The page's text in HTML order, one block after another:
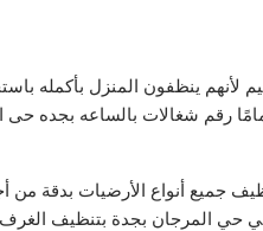
لأنهم ينظفون المنزل بأكمله
رقم شغالات بالساعه بجده حى
جميع أنواع الأرضيات بدقة من
حي المرجان بجدة بتنظيف